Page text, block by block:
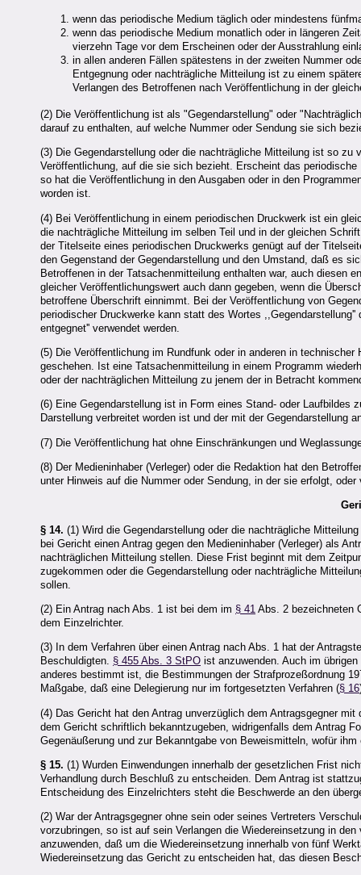
wenn das periodische Medium täglich oder mindestens
wenn das periodische Medium monatlich oder in längeren
vierzehn Tage vor dem Erscheinen oder der Ausstrahlung
in allen anderen Fällen spätestens in der zweiten Nummer
Entgegnung oder nachträgliche Mitteilung ist zu einem
Verlangen des Betroffenen nach Veröffentlichung in der
(2) Die Veröffentlichung ist als "Gegendarstellung" oder
darauf zu enthalten, auf welche Nummer oder Sendung sie sich
(3) Die Gegendarstellung oder die nachträgliche Mitteilung ist so
Veröffentlichung, auf die sie sich bezieht. Erscheint das
so hat die Veröffentlichung in den Ausgaben oder in den
worden ist.
(4) Bei Veröffentlichung in einem periodischen Druckwerk ist ein
die nachträgliche Mitteilung im selben Teil und in der gleichen
der Titelseite eines periodischen Druckwerks genügt auf der
den Gegenstand der Gegendarstellung und den Umstand, daß es
Betroffenen in der Tatsachenmitteilung enthalten war, auch diesen
gleicher Veröffentlichungswert auch dann gegeben, wenn die
betroffene Überschrift einnimmt. Bei der Veröffentlichung von
periodischer Druckwerke kann statt des Wortes
entgegnet'' verwendet werden.
(5) Die Veröffentlichung im Rundfunk oder in anderen in
geschehen. Ist eine Tatsachenmitteilung in einem Programm
oder der nachträglichen Mitteilung zu jenem der in Betracht
(6) Eine Gegendarstellung ist in Form eines Stand- oder Laufbildes
Darstellung verbreitet worden ist und der mit der Gegendarstellung
(7) Die Veröffentlichung hat ohne Einschränkungen und
(8) Der Medieninhaber (Verleger) oder die Redaktion hat den
unter Hinweis auf die Nummer oder Sendung, in der sie erfolgt,
§ 14. (1) Wird die Gegendarstellung oder die nachträgliche
bei Gericht einen Antrag gegen den Medieninhaber (Verleger) als
nachträglichen Mitteilung stellen. Diese Frist beginnt mit dem
zugekommen oder die Gegendarstellung oder nachträgliche
sollen.
(2) Ein Antrag nach Abs. 1 ist bei dem im § 41 Abs. 2 bezeichneten
dem Einzelrichter.
(3) In dem Verfahren über einen Antrag nach Abs. 1 hat der
Beschuldigten. § 455 Abs. 3 StPO ist anzuwenden. Auch im
anderes bestimmt ist, die Bestimmungen der Strafprozeßordnung
Maßgabe, daß eine Delegierung nur im fortgesetzten Verfahren (§ 16
(4) Das Gericht hat den Antrag unverzüglich dem Antragsgegner
dem Gericht schriftlich bekanntzugeben, widrigenfalls dem Antrag
Gegenäußerung und zur Bekanntgabe von Beweismitteln, wofür
§ 15. (1) Wurden Einwendungen innerhalb der gesetzlichen Frist
Verhandlung durch Beschluß zu entscheiden. Dem Antrag ist
Entscheidung des Einzelrichters steht die Beschwerde an den
(2) War der Antragsgegner ohne sein oder seines Vertreters
vorzubringen, so ist auf sein Verlangen die Wiedereinsetzung in
anzuwenden, daß um die Wiedereinsetzung innerhalb von fünf
Wiedereinsetzung das Gericht zu entscheiden hat, das diesen